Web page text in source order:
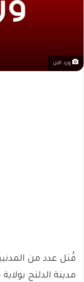
ورد الان
قُتل عدد من
مدينة الدلنج